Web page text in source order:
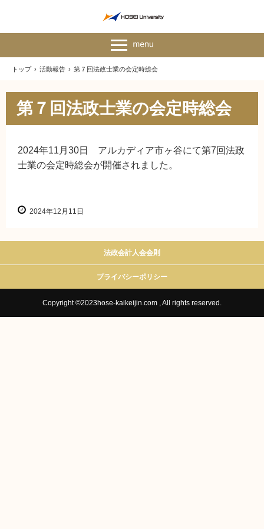
トップ › 活動報告 › 第７回法政士業の会定時総会
第７回法政士業の会定時総会
2024年11月30日 アルカディア市ヶ谷にて第7回法政
士業の会定時総会が開催されました。
2024年12月11日
法政会計人会会則
プライバシーポリシー
Copyright ©2023hose-kaikeijin.com , All rights reserved.